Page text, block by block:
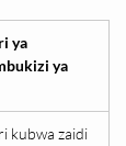
ya
ya
kubwa zaidi